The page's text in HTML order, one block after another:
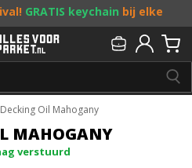
GRATIS keychain bij elke
acties! Doe je mee?
207 00 01
Oil Mahogany
MAHOGANY
verstuurd